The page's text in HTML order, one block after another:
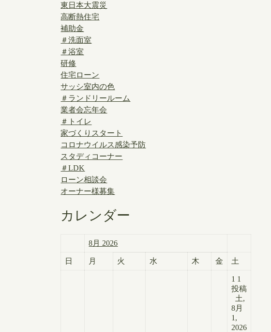
東日本大震災
高断熱住宅
補助金
＃洗面室
＃浴室
研修
住宅ローン
サッシ室内の色
＃ランドリールーム
業者会忘年会
＃トイレ
家づくりスタート
コロナウイルス感染予防
スタディコーナー
＃LDK
ローン相談会
オーナー様募集
カレンダー
8月 2026
日 月 火 水 木 金 土
1 1
投稿
土,
8月
1,
2026